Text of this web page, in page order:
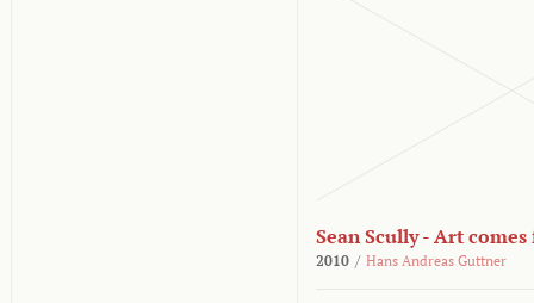
Sean Scully - Art
2010 / Hans Andreas Guttner